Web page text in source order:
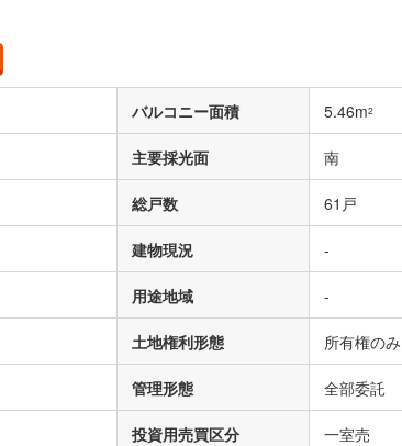
バルコニー面積 5.46m2
主要採光面 南
総戸数 61戸
建物現況 -
用途地域 -
土地権利形態 所有権のみ
管理形態 全部委託
投資用売買区分 一室売